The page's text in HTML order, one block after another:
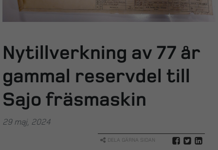
Nytillverkning av 77 år
gammal reservdel till
Sajo fräsmaskin
29 maj, 2024
DELA GÄRNA SIDAN